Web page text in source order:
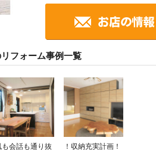
フォーム事例一覧
も会話も通り抜 ！収納充実計画！